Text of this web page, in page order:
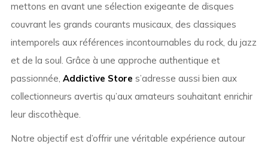
mettons en avant une sélection exigeante de disques
couvrant les grands courants musicaux, des classiques
intemporels aux références incontournables du rock, du jazz
et de la soul. Grâce à une approche authentique et
passionnée, Addictive Store s’adresse aussi bien aux
collectionneurs avertis qu’aux amateurs souhaitant enrichir
leur discothèque.
Notre objectif est d’offrir une véritable expérience autour